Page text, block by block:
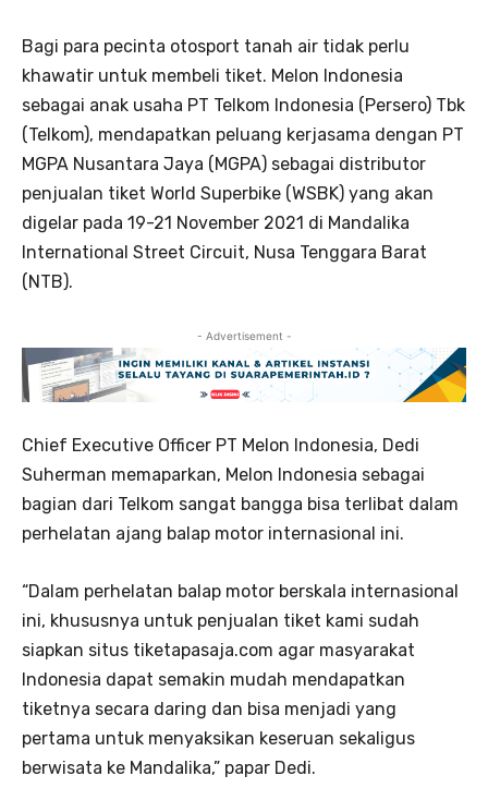
Bagi para pecinta otosport tanah air tidak perlu
khawatir untuk membeli tiket. Melon Indonesia
sebagai anak usaha PT Telkom Indonesia (Persero) Tbk
(Telkom), mendapatkan peluang kerjasama dengan PT
MGPA Nusantara Jaya (MGPA) sebagai distributor
penjualan tiket World Superbike (WSBK) yang akan
digelar pada 19-21 November 2021 di Mandalika
International Street Circuit, Nusa Tenggara Barat
(NTB).
- Advertisement -
Chief Executive Officer PT Melon Indonesia, Dedi
Suherman memaparkan, Melon Indonesia sebagai
bagian dari Telkom sangat bangga bisa terlibat dalam
perhelatan ajang balap motor internasional ini.
“Dalam perhelatan balap motor berskala internasional
ini, khususnya untuk penjualan tiket kami sudah
siapkan situs tiketapasaja.com agar masyarakat
Indonesia dapat semakin mudah mendapatkan
tiketnya secara daring dan bisa menjadi yang
pertama untuk menyaksikan keseruan sekaligus
berwisata ke Mandalika,” papar Dedi.